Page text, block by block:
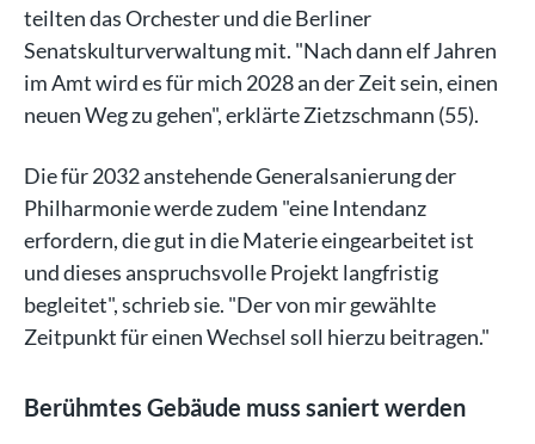
teilten das Orchester und die Berliner
Senatskulturverwaltung mit. "Nach dann elf Jahren
im Amt wird es für mich 2028 an der Zeit sein, einen
neuen Weg zu gehen", erklärte Zietzschmann (55).
Die für 2032 anstehende Generalsanierung der
Philharmonie werde zudem "eine Intendanz
erfordern, die gut in die Materie eingearbeitet ist
und dieses anspruchsvolle Projekt langfristig
begleitet", schrieb sie. "Der von mir gewählte
Zeitpunkt für einen Wechsel soll hierzu beitragen."
Berühmtes Gebäude muss saniert werden